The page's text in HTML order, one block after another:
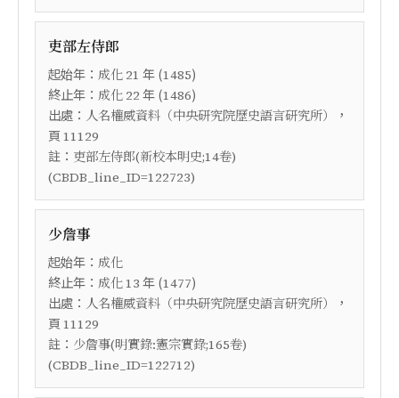
吏部左侍郎
起始年： 成化 21 年 (1485)
終止年： 成化 22 年 (1486)
出處： 人名權威資料（中央研究院歷史語言研究所）
，
頁 11129
註： 吏部左侍郎(新校本明史;14卷)
(CBDB_line_ID=122723)
少詹事
起始年： 成化
終止年： 成化13 年 (1477)
出處： 人名權威資料（中央研究院歷史語言研究所）
，
頁 11129
註： 少詹事(明實錄:憲宗實錄;165卷)
(CBDB_line_ID=122712)